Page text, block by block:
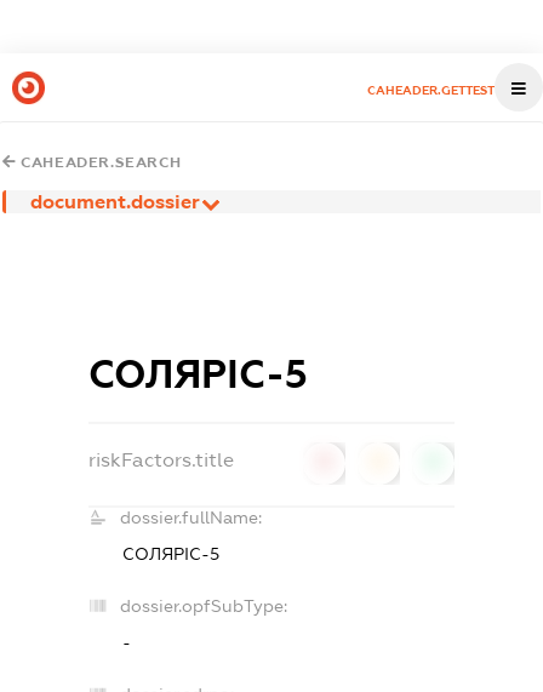
CAHEADER.GETTEST
CAHEADER.SEARCH
document.dossier
СОЛЯРІС-5
riskFactors.title
dossier.fullName:
СОЛЯРІС-5
dossier.opfSubType:
-